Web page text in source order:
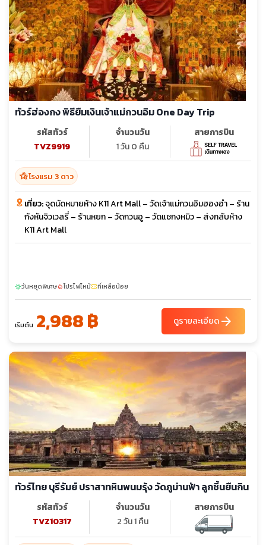
ทัวร์ฮ่องกง พิธียืมเงินเจ้าแม่กวนอิม One Day Trip
รหัสทัวร์
TVZ9919
จำนวนวัน
1 วัน 0 คืน
สายการบิน
hotel_classโรงแรม 3 ดาว
เที่ยว:จุดนัดหมายห้าง K11 Art Mall – วัดเจ้าแม่กวนอิมฮองฮำ – ร้าน
กังหันจิวเวลรี่ – ร้านหยก – วัดกวนอู – วัดแชกงหมิว – ส่งกลับห้าง
K11 Art Mall
sunnyวันหยุดพิเศษlocal_fire_departmentโปรไฟไหม้confirmation_numberที่เหลือน้อย
เริ่มต้น 2,988 ฿ ดูรายละเอียดarrow_forward
ทัวร์ไทย บุรีรัมย์ ปราสาทหินพนมรุ้ง วัดภูม่านฟ้า ลูกชิ้นยืนกิน
รหัสทัวร์
TVZ10317
จำนวนวัน
2 วัน 1 คืน
สายการบิน